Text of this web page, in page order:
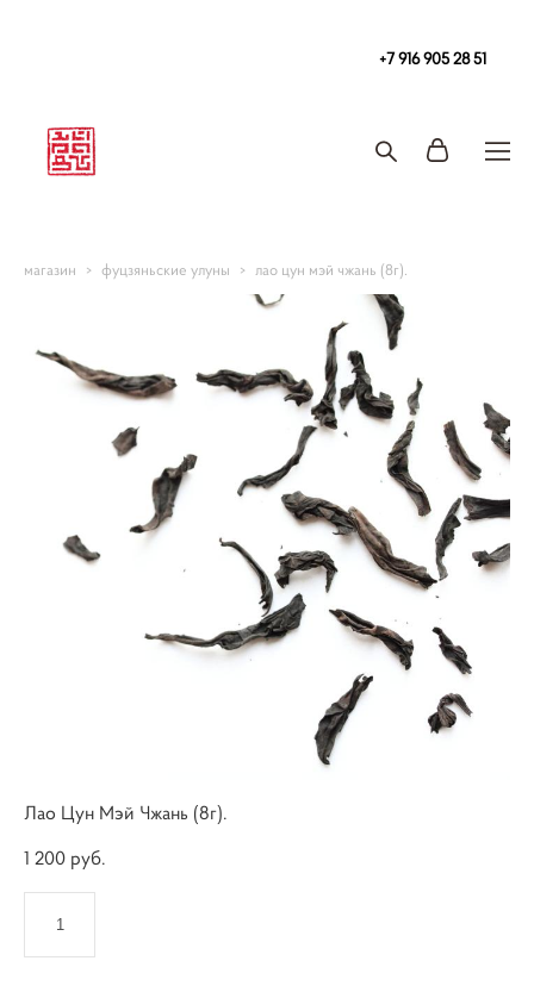
+7 916 905 28 51
магазин > фуцзяньские улуны > лао цун мэй чжань (8г).
Лао Цун Мэй Чжань (8г).
1 200 pуб.